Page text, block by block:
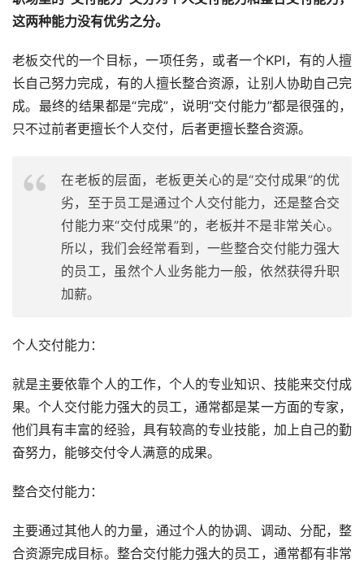
这两种能力没有优劣之分。
老板交代的一个目标，一项任务，或者一个KPI，有的人擅
长自己努力完成，有的人擅长整合资源，让别人协助自己完
成。最终的结果都是“完成”，说明“交付能力”都是很强的，
只不过前者更擅长个人交付，后者更擅长整合资源。
在老板的层面，老板更关心的是“交付成果”的优
劣，至于员工是通过个人交付能力，还是整合交
付能力来“交付成果”的，老板并不是非常关心。
所以，我们会经常看到，一些整合交付能力强大
的员工，虽然个人业务能力一般，依然获得升职
加薪。
个人交付能力：
就是主要依靠个人的工作，个人的专业知识、技能来交付成
果。个人交付能力强大的员工，通常都是某一方面的专家，
他们具有丰富的经验，具有较高的专业技能，加上自己的勤
奋努力，能够交付令人满意的成果。
整合交付能力：
主要通过其他人的力量，通过个人的协调、调动、分配，整
合资源完成目标。整合交付能力强大的员工，通常都有非常